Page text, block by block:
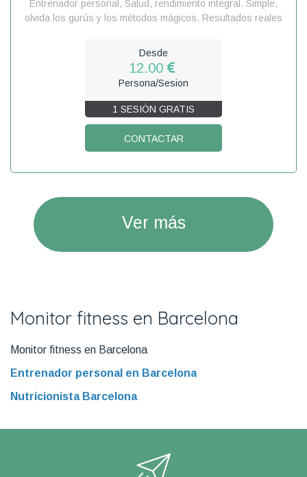
Entrenador personal, Salud, rendimiento integral. Simple,
olvida los gurús y los métodos mágicos. Resultados reales
Desde
12.00
Persona/Sesion
1 SESIÓN GRATIS
CONTACTAR
Ver más
Monitor fitness en Barcelona
Monitor fitness en Barcelona
Entrenador personal en Barcelona
Nutricionista Barcelona